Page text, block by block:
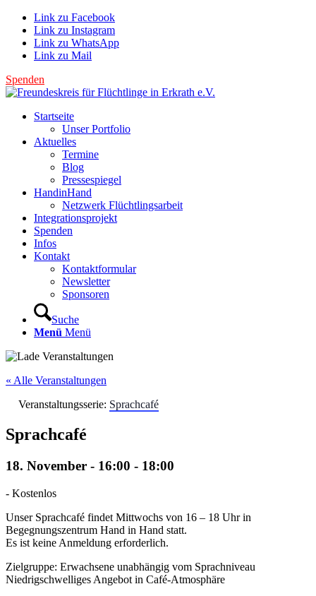
Link zu Facebook
Link zu Instagram
Link zu WhatsApp
Link zu Mail
Spenden
Startseite
Unser Portfolio
Aktuelles
Termine
Blog
Pressespiegel
HandinHand
Netzwerk Flüchtlingsarbeit
Integrationsprojekt
Spenden
Infos
Kontakt
Kontaktformular
Newsletter
Sponsoren
Suche
Menü Menü
« Alle Veranstaltungen
Veranstaltungsserie: Sprachcafé
Sprachcafé
18. November - 16:00 - 18:00
- Kostenlos
Unser Sprachcafé findet Mittwochs von 16 – 18 Uhr in
Begegnungszentrum Hand in Hand statt.
Es ist keine Anmeldung erforderlich.
Zielgruppe: Erwachsene unabhängig vom Sprachniveau
Niedrigschwelliges Angebot in Café-Atmosphäre